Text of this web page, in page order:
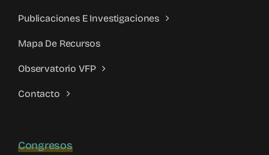
Publicaciones E Investigaciones
Mapa De Recursos
Observatorio VFP
Contacto
Congresos